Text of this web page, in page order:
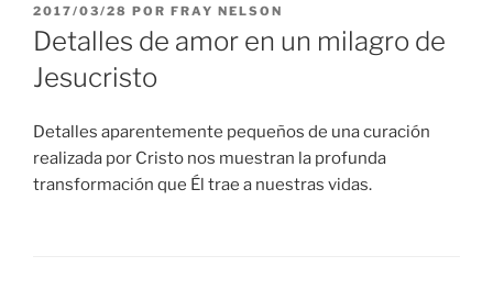
PUBLICADO
EL
2017/03/28 POR FRAY NELSON
Detalles de amor en un milagro de
Jesucristo
Detalles aparentemente pequeños de una curación
realizada por Cristo nos muestran la profunda
transformación que Él trae a nuestras vidas.